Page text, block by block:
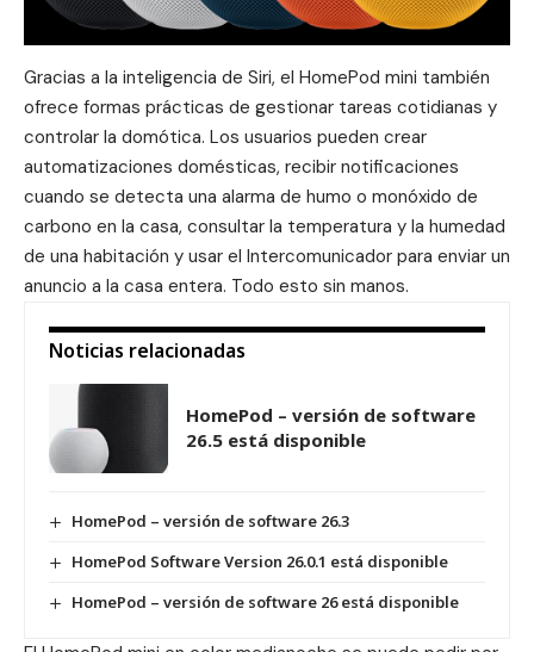
Gracias a la inteligencia de Siri, el HomePod mini también
ofrece formas prácticas de gestionar tareas cotidianas y
controlar la domótica. Los usuarios pueden crear
automatizaciones domésticas, recibir notificaciones
cuando se detecta una alarma de humo o monóxido de
carbono en la casa, consultar la temperatura y la humedad
de una habitación y usar el Intercomunicador para enviar un
anuncio a la casa entera. Todo esto sin manos.
Noticias relacionadas
HomePod – versión de software
26.5 está disponible
HomePod – versión de software 26.3
HomePod Software Version 26.0.1 está disponible
HomePod – versión de software 26 está disponible